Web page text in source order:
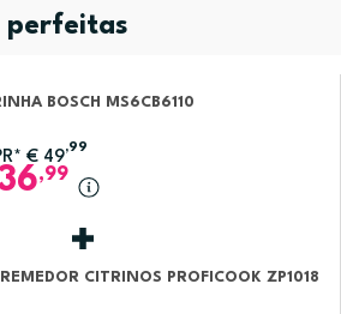
perfeitas
BOSCH MS6CB6110
€ 49
,99
,99
CITRINOS PROFICOOK ZP1018